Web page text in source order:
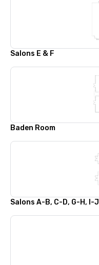
Salons E & F
Baden Room
Salons A-B, C-D, G-H, I-J